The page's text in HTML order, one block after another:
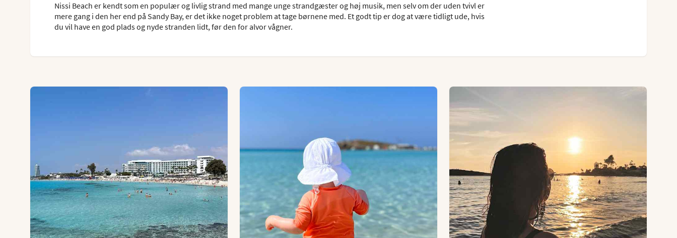
Nissi Beach er kendt som en populær og livlig strand med mange unge strandgæster og høj musik, men selv om der uden tvivl er
mere gang i den her end på Sandy Bay, er det ikke noget problem at tage børnene med. Et godt tip er dog at være tidligt ude, hvis
du vil have en god plads og nyde stranden lidt, før den for alvor vågner.